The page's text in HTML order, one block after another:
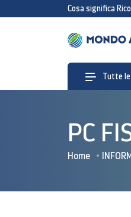
Cosa significa
Tutte
PC
Home